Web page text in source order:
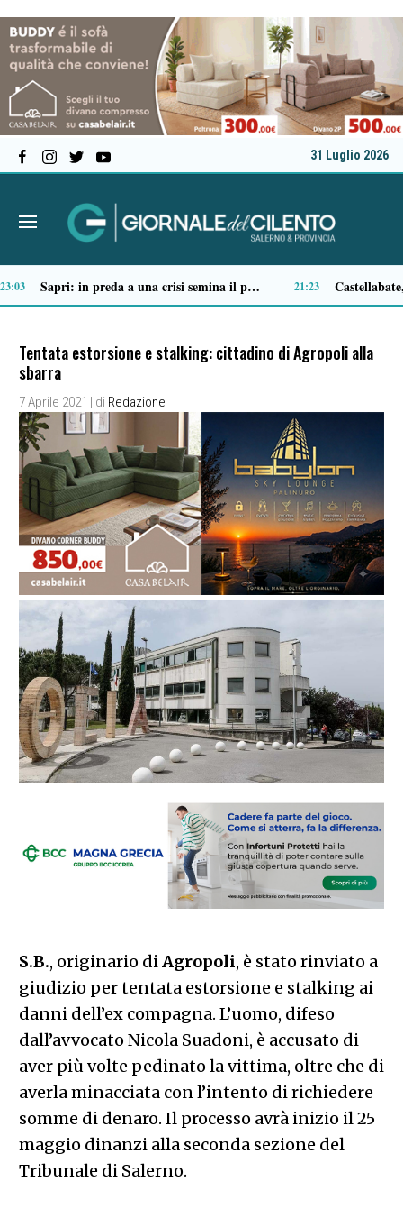
31 Luglio 2026
14:51 14:49
Tentata estorsione e stalking: cittadino di Agropoli alla
sbarra
7 Aprile 2021 | di Redazione
S.B., originario diAgropoli, è stato rinviato a
giudizio per tentata estorsione e stalking ai
danni dell’ex compagna. L’uomo, difeso
dall’avvocato Nicola Suadoni, è accusato di
aver più volte pedinato la vittima, oltre che di
averla minacciata con l’intento di richiedere
somme di denaro. Il processo avrà inizio il 25
maggio dinanzi alla seconda sezione del
Tribunale di Salerno.